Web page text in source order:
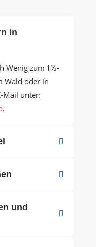
in
Wenig zum 1½-
Wald oder in
Mail unter:
.
und